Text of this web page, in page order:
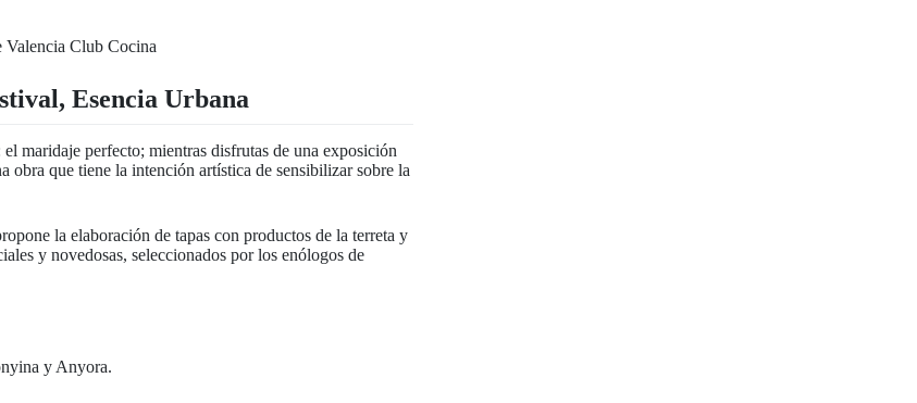
Esencia Urbana
el maridaje perfecto; mientras disfrutas de una exposición
obra que tiene la intención artística de sensibilizar sobre la
la elaboración de tapas con productos de la terreta y
y novedosas, seleccionados por los enólogos de